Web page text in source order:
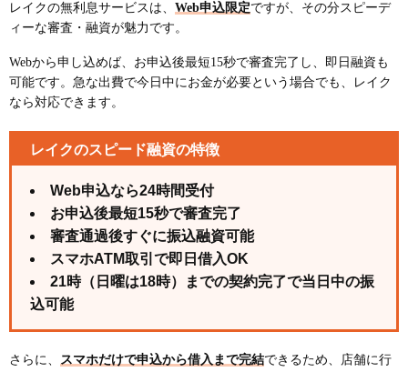
レイクの無利息サービスは、 Web申込限定ですが、その分スピーデ
ィーな審査・融資が魅力です。
Webから申し込めば、お申込後最短15秒で審査完了し、即日融資も
可能です。急な出費で今日中にお金が必要という場合でも、レイク
なら対応できます。
レイクのスピード融資の特徴
Web申込なら24時間受付
お申込後最短15秒で審査完了
審査通過後すぐに振込融資可能
スマホATM取引で即日借入OK
21時（日曜は18時）までの契約完了で当日中の振
込可能
さらに、 スマホだけで申込から借入まで完結できるため、店舗に行